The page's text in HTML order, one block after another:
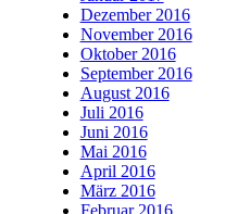
Dezember 2016
November 2016
Oktober 2016
September 2016
August 2016
Juli 2016
Juni 2016
Mai 2016
April 2016
März 2016